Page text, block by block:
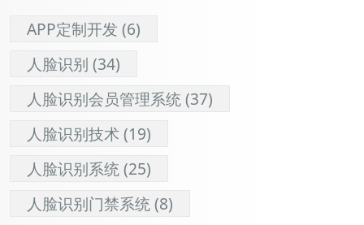
APP定制开发 (6)
人脸识别 (34)
人脸识别会员管理系统(37)
人脸识别技术(19)
人脸识别系统(25)
人脸识别门禁系统(8)